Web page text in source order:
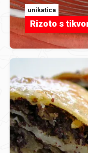
unikatica
Rizoto s